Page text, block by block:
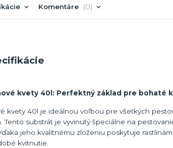
Komentáre 0
kvety 40l: Perfektný základ pre bohaté
kvety 40l je ideálnou voľbou pre všetkých
Tento substrát je vyvinutý špeciálne na
jeho kvalitnému zloženiu poskytuje
kvitnutie.